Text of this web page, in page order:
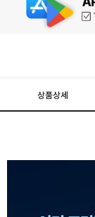
상품상세